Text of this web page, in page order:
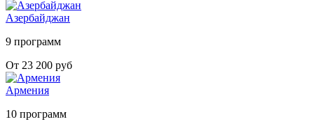
Азербайджан
9 программ
От 23 200 руб
Армения
10 программ